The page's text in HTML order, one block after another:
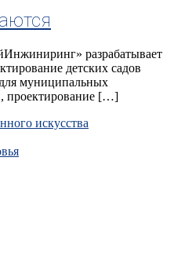
разрабатывает
детских садов
муниципальных
проектирование […]
искусства